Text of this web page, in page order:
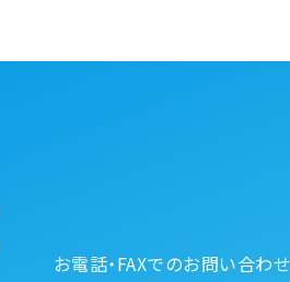
お電話・FAXでのお問い合わせ